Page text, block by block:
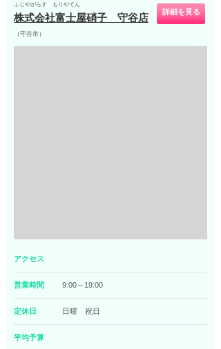
ふじやがらす もりやてん
株式会社富士屋硝子 守谷店
（守谷市）
詳細を見る
アクセス
営業時間 9:00～19:00
定休日 日曜 祝日
平均予算